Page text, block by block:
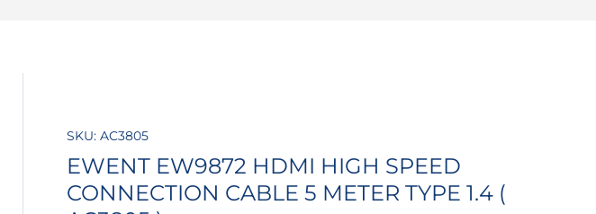
SKU: AC3805
EWENT EW9872 HDMI HIGH SPEED
CONNECTION CABLE 5 METER TYPE 1.4 (